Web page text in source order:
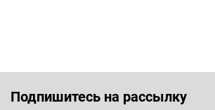
Подпишитесь на рассылку